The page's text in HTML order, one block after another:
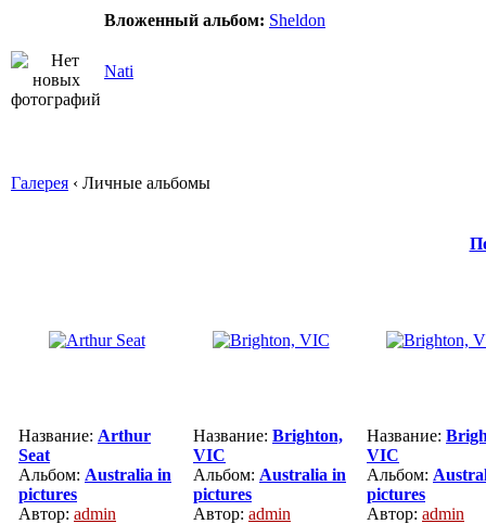
Вложенный альбом: Sheldon
Nati
Галерея ‹ Личные альбомы
Название: Arthur
Seat
Альбом: Australia in
pictures
Автор: admin
Название: Brighton,
VIC
Альбом: Australia in
pictures
Автор: admin
Название:
VIC
Альбом:
pictures
Автор: admin